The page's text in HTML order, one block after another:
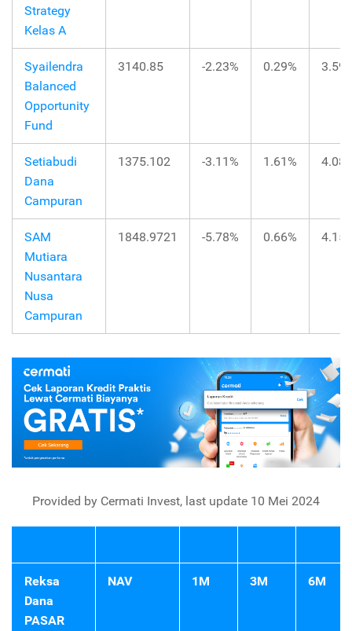
Strategy
Kelas A
Syailendra
Balanced
Opportunity
Fund
3140.85 -2.23% 0.29%
Setiabudi
Dana
Campuran
1375.102 -3.11% 1.61%
SAM
Mutiara
Nusantara
Nusa
Campuran
1848.9721 -5.78% 0.66%
Provided by Cermati Invest, last update 10 Mei 2024
Reksa
Dana
PASAR
NAV 1M 3M 6M